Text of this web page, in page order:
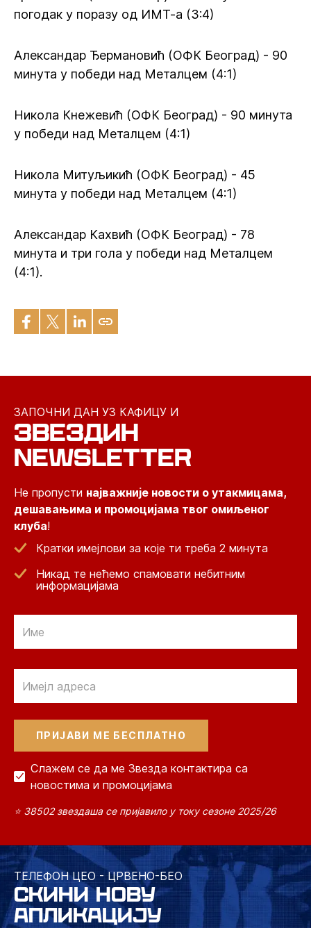
погодак у поразу од ИМТ-а (3:4)
Александар Ђермановић (ОФК Београд) - 90
минута у победи над Металцем (4:1)
Никола Кнежевић (ОФК Београд) - 90 минута
у победи над Металцем (4:1)
Никола Митуљикић (ОФК Београд) - 45
минута у победи над Металцем (4:1)
Александар Кахвић (ОФК Београд) - 78
минута и три гола у победи над Металцем
(4:1).
ЗАПОЧНИ ДАН УЗ КАФИЦУ И
ЗВЕЗДИН
NEWSLETTER
Не пропусти најважније новости о утакмицама,
дешавањима и промоцијама твог омиљеног
клуба!
Кратки имејлови за које ти треба 2 минута
Никад те нећемо спамовати небитним
информацијама
Слажем се да ме Звезда контактира са
новостима и промоцијама
⭐ 38502 звездаша се пријавило у току сезоне 2025/26
ТЕЛЕФОН ЦЕО - ЦРВЕНО-БЕО
СКИНИ НОВУ
АПЛИКАЦИЈУ